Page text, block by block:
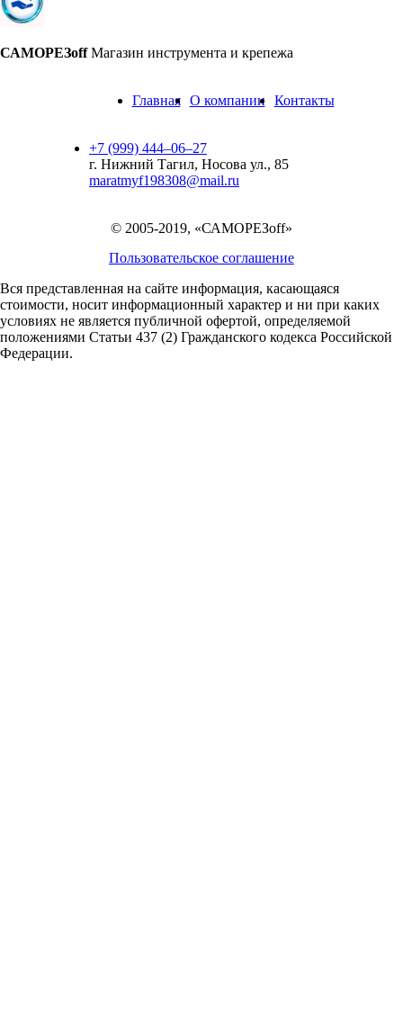
САМОРЕЗoff Магазин инструмента и крепежа
Главная О компании Контакты
+7 (999) 444‒06‒27
г. Нижний Тагил, Носова ул., 85
maratmyf198308@mail.ru
© 2005-2019, «САМОРЕЗoff»
Пользовательское соглашение
Вся представленная на сайте информация, касающаяся
стоимости, носит информационный характер и ни при каких
условиях не является публичной офертой, определяемой
положениями Статьи 437 (2) Гражданского кодекса Российской
Федерации.